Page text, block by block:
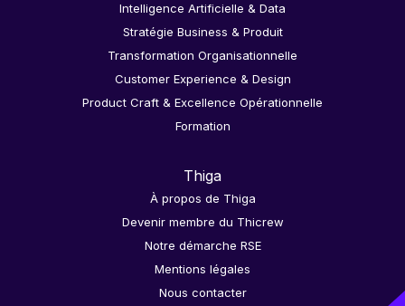
Intelligence Artificielle & Data
Stratégie Business & Produit
Transformation Organisationnelle
Customer Experience & Design
Product Craft & Excellence Opérationnelle
Formation
Thiga
À propos de Thiga
Devenir membre du Thicrew
Notre démarche RSE
Mentions légales
Nous contacter